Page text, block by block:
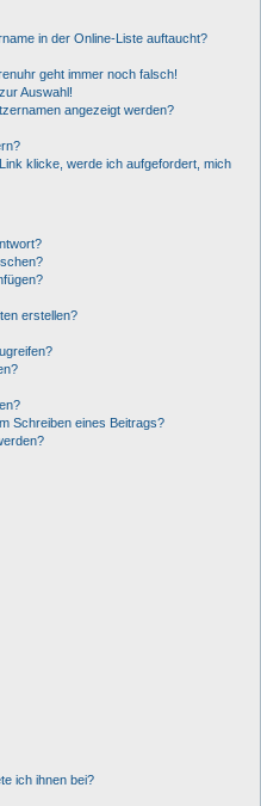
in der Online-Liste auftaucht?
geht immer noch falsch!
Auswahl!
angezeigt werden?
klicke, werde ich aufgefordert, mich
erstellen?
Schreiben eines Beitrags?
ich ihnen bei?